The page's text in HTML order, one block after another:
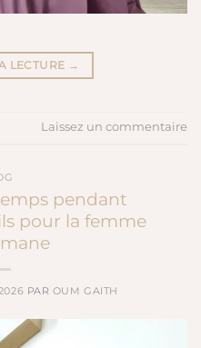
LECTURE →
Laissez un commentaire
pendant
pour la femme
PAR OUM GAITH